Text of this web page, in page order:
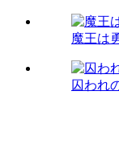
魔王は
囚われ